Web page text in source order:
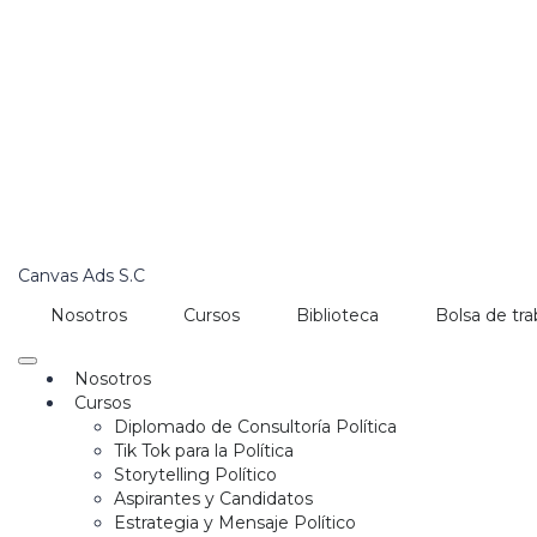
Canvas Ads S.C
Nosotros
Cursos Biblioteca Bolsa de
Nosotros
Cursos
Diplomado de Consultoría Política
Tik Tok para la Política
Storytelling Político
Aspirantes y Candidatos
Estrategia y Mensaje Político